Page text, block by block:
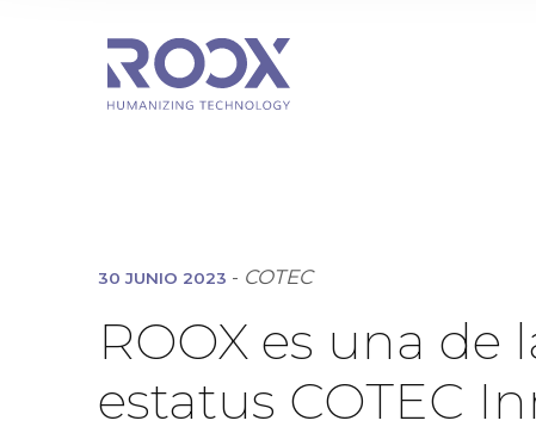
30 JUNIO 2023 - COTEC
ROOX es una de
estatus COTEC